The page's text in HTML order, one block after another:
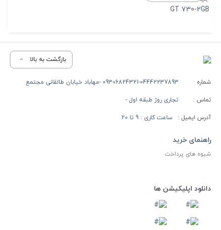
بازگشت به بالا
شماره
تماس :
09306824321-04442237893 -مهاباد خیابان طالقانی مجتمع
تجاری روژ طبقه اول -
آدرس ایمیل : ساعت کاری : 9 تا 20
راهنمای خرید
شیوه های پرداخت
دانلود اپلیکیشن ها